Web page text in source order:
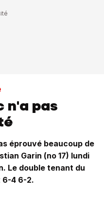
n'a pas
éprouvé beaucoup de
Garin (no 17) lundi
Le double tenant du
6-4 6-2.